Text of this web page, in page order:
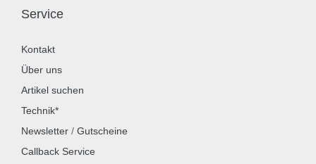
Service
Kontakt
Über uns
Artikel suchen
Technik*
Newsletter / Gutscheine
Callback Service